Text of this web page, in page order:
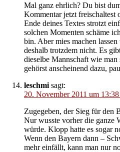
Mal ganz ehrlich? Du bist
Kommentar jetzt freischaltest
Ende deines Textes strotzt
solchen Momenten schäme
bin. Aber mies machen
deshalb trotzdem nicht. Es
dieselbe Mannschaft wie
gehörst anscheinend dazu,
leschmi sagt:
20. November 2011 um
Zugegeben, der Sieg für den
Nur wusste vorher die ganze
würde. Klopp hatte es sogar
Wenn den Bayern dann –
mehr einfällt, kann man nur